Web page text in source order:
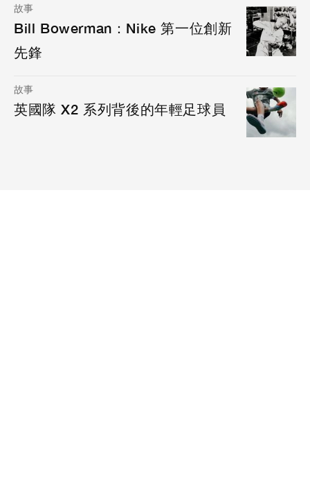
故事
Bill Bowerman：Nike 第一位創新
先鋒
故事
英國隊 X2 系列背後的年輕足球員